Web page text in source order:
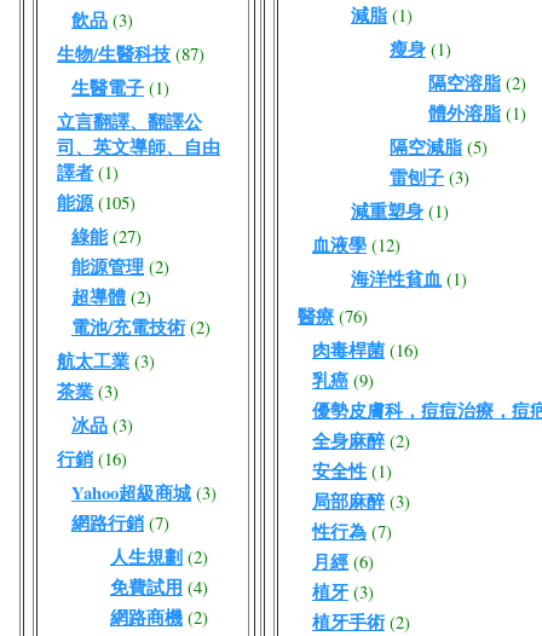
飲品 (3)
生物/生醫科技 (87)
生醫電子 (1)
立言翻譯、翻譯公
司、英文導師、自由
譯者 (1)
能源 (105)
綠能 (27)
能源管理 (2)
超導體 (2)
電池/充電技術 (2)
航太工業 (3)
茶業 (3)
冰品 (3)
行銷 (16)
Yahoo超級商城 (3)
網路行銷 (7)
人生規劃 (2)
免費試用 (4)
網路商機 (2)
減脂 (1)
瘦身 (1)
隔空溶脂 (2)
體外溶脂 (1)
隔空減脂 (5)
雷刨子 (3)
減重塑身 (1)
血液學 (12)
海洋性貧血 (1)
醫療 (76)
肉毒桿菌 (16)
乳癌 (9)
優勢皮膚科，痘痘治療，痘
全身麻醉 (2)
安全性 (1)
局部麻醉 (3)
性行為 (7)
月經 (6)
植牙 (3)
植牙手術 (2)